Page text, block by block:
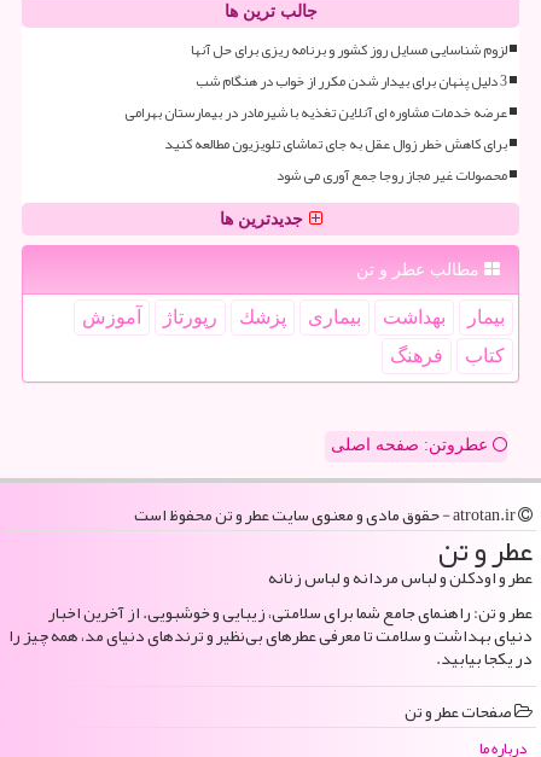
جالب ترین ها
لزوم شناسایی مسایل روز کشور و برنامه ریزی برای حل آنها
3 دلیل پنهان برای بیدار شدن مکرر از خواب در هنگام شب
عرضه خدمات مشاوره ای آنلاین تغذیه با شیرمادر در بیمارستان بهرامی
برای کاهش خطر زوال عقل به جای تماشای تلویزیون مطالعه کنید
محصولات غیر مجاز روجا جمع آوری می شود
جدیدترین ها
مطالب عطر و تن
بیمار بهداشت بیماری پزشك رپورتاژ
آموزش
كتاب
فرهنگ
عطروتن: صفحه اصلی
عطر و تن
عطر و اودکلن و لباس مردانه و لباس زنانه
عطر و تن: راهنمای جامع شما برای سلامتی، زیبایی و خوشبویی. از آخرین اخبار
دنیای بهداشت و سلامت تا معرفی عطرهای بی‌نظیر و ترندهای دنیای مد، همه چیز را
در یکجا بیابید.
صفحات عطر و تن
درباره ما